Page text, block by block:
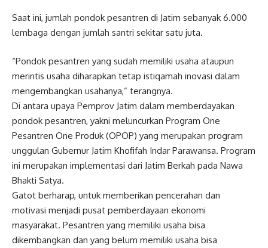
Saat ini, jumlah pondok pesantren di Jatim sebanyak 6.000
lembaga dengan jumlah santri sekitar satu juta.
“Pondok pesantren yang sudah memiliki usaha ataupun
merintis usaha diharapkan tetap istiqamah inovasi dalam
mengembangkan usahanya,” terangnya.
Di antara upaya Pemprov Jatim dalam memberdayakan
pondok pesantren, yakni meluncurkan Program One
Pesantren One Produk (OPOP) yang merupakan program
unggulan Gubernur Jatim Khofifah Indar Parawansa. Program
ini merupakan implementasi dari Jatim Berkah pada Nawa
Bhakti Satya.
Gatot berharap, untuk memberikan pencerahan dan
motivasi menjadi pusat pemberdayaan ekonomi
masyarakat. Pesantren yang memiliki usaha bisa
dikembangkan dan yang belum memiliki usaha bisa